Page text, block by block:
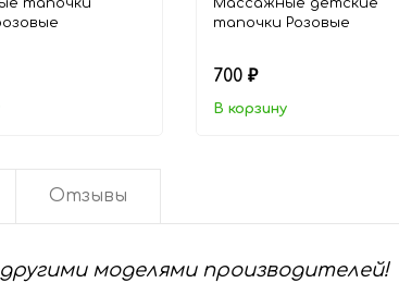
тапочки
Массажные детские
тапочки Розовые
700 ₽
В корзину
Отзывы
моделями производителей!